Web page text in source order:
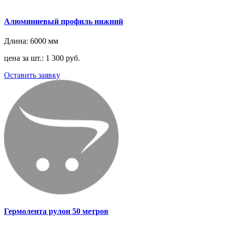
Алюминиевый профиль нижний
Длина: 6000 мм
цена за шт.: 1 300 руб.
Оставить заявку
Гермолента рулон 50 метров